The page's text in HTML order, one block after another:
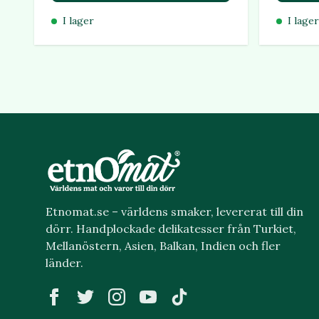
I lager I lager
Etnomat.se – världens smaker, levererat till din
dörr. Handplockade delikatesser från Turkiet,
Mellanöstern, Asien, Balkan, Indien och fler
länder.